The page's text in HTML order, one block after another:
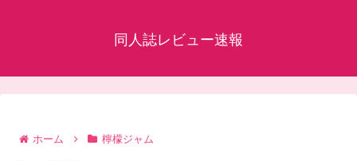
同人誌レビュー速報
ホーム 檸檬ジャム